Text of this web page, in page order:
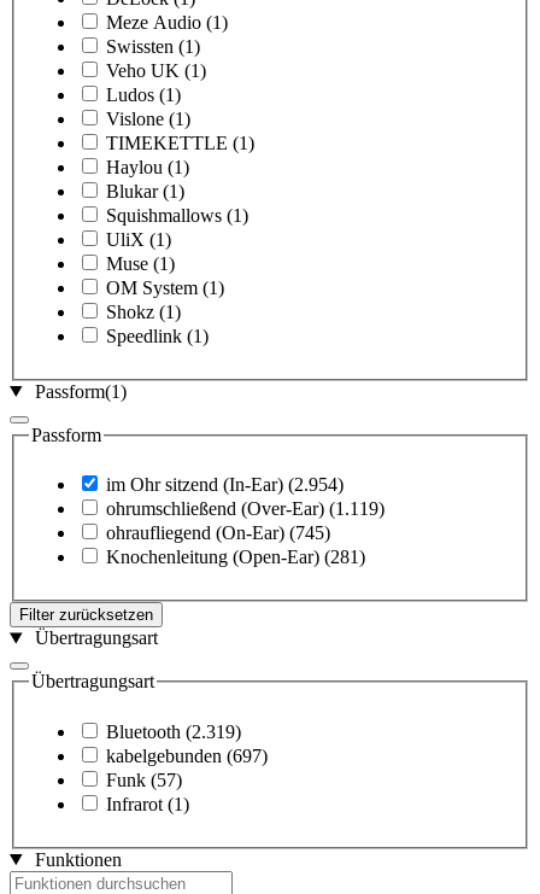
Meze Audio (1)
Swissten (1)
Veho UK (1)
Ludos (1)
Vislone (1)
TIMEKETTLE (1)
Haylou (1)
Blukar (1)
Squishmallows (1)
UliX (1)
Muse (1)
OM System (1)
Shokz (1)
Speedlink (1)
Passform(1)
Passform
im Ohr sitzend (In-Ear) (2.954)
ohrumschließend (Over-Ear) (1.119)
ohraufliegend (On-Ear) (745)
Knochenleitung (Open-Ear) (281)
Filter zurücksetzen
Übertragungsart
Übertragungsart
Bluetooth (2.319)
kabelgebunden (697)
Funk (57)
Infrarot (1)
Funktionen